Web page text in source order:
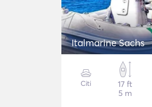
Italmarine Sachs
Citi
17 ft
5 m